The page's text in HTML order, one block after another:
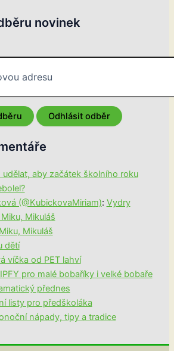
novinek
udělat, aby začátek školního roku
(@KubickovaMiriam): Vydry
Mikuláš
Mikuláš
dětí
víčka od PET lahví
pro malé bobaříky i velké bobaře
přednes
listy pro předškoláka
nápady, tipy a tradice